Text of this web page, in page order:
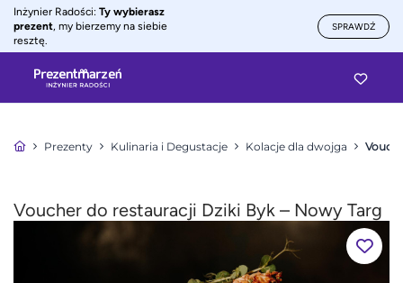
Inżynier Radości: Ty wybierasz
prezent, my bierzemy na siebie
resztę.
SPRAWDŹ
Prezenty Kulinaria i Degustacje Kolacje dla dwojga
Voucher do restauracji Dziki Byk – Nowy Targ